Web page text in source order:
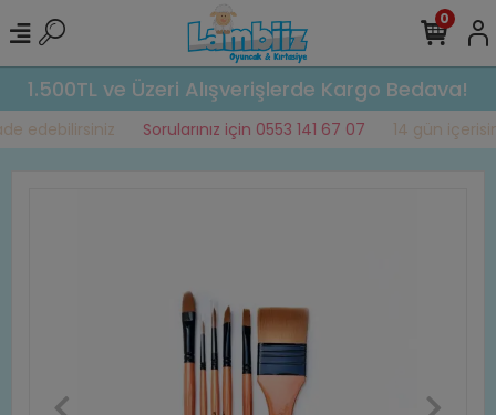
1.500TL ve Üzeri Alışverişlerde Kargo Bedava!
edebilirsiniz Sorularınız için 0553 141 67 07 14 gün
0